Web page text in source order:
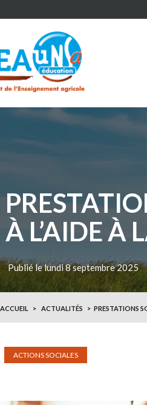
À L’AIDE À
Publié le lundi 8 septembre 2025
ACCUEIL ACTUALITÉS PRESTATIONS
ACTIONS SOCIALES